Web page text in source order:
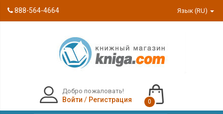
888-564-4664 Язык (RU)
Добро пожаловать!
Войти / Регистрация 0